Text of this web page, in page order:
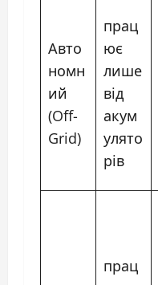
Авто
номн
ий
(Off-
Grid)
прац
ює
лише
від
акум
улято
рів
прац